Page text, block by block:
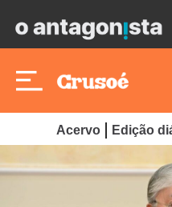
Acervo Edição